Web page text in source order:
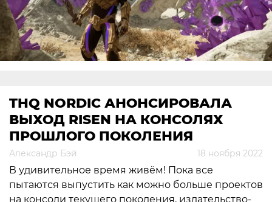
THQ NORDIC АНОНСИРОВАЛА
ВЫХОД RISEN НА КОНСОЛЯХ
ПРОШЛОГО ПОКОЛЕНИЯ
Александр Бэй 18 ноября 2022
В удивительное время живём! Пока все
пытаются выпустить как можно больше проектов
на консоли текущего поколения, издательство-